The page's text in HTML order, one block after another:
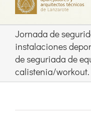
Jornada de
instalaciones
de seguriada de
calistenia/workout.